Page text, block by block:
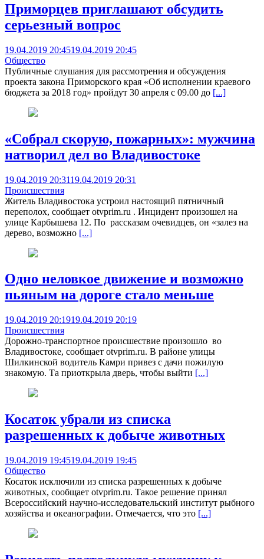
Приморцев приглашают обсудить
серьезный вопрос
19.04.2019 20:4519.04.2019 20:45
Общество
Публичные слушания для рассмотрения и обсуждения
проекта закона Приморского края «Об исполнении краевого
бюджета за 2018 год» пройдут 30 апреля с 09.00 до [...]
«Собрал скорую, пожарных»: мужчина
натворил дел во Владивостоке
19.04.2019 20:3119.04.2019 20:31
Происшествия
Житель Владивостока устроил настоящий пятничный
переполох, сообщает otvprim.ru . Инцидент произошел на
улице Карбышева 12. По рассказам очевидцев, он «залез на
дерево, возможно [...]
Одно неловкое движение и возможно
пьяным на дороге стало меньше
19.04.2019 20:1919.04.2019 20:19
Происшествия
Дорожно-транспортное происшествие произошло во
Владивостоке, сообщает otvprim.ru. В районе улицы
Шилкинской водитель Камри привез с дачи пожилую
знакомую. Та приоткрыла дверь, чтобы выйти [...]
Косаток убрали из списка
разрешенных к добыче животных
19.04.2019 19:4519.04.2019 19:45
Общество
Косаток исключили из списка разрешенных к добыче
животных, сообщает otvprim.ru. Такое решение принял
Всероссийский научно-исследовательский институт рыбного
хозяйства и океанографии. Отмечается, что это [...]